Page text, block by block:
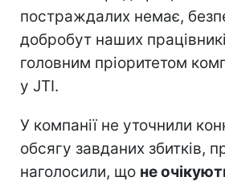
постраждалих немає,
добробут наших
головним пріоритетом
у JTI.
У компанії не уточнили
обсягу завданих збитків,
наголосили, що не